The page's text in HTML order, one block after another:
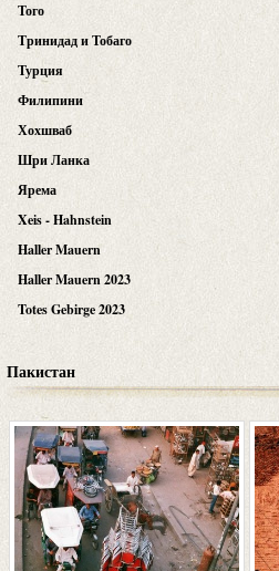
Того
Тринидад и Тобаго
Турция
Филипини
Хохшваб
Шри Ланка
Ярема
Xeis - Hahnstein
Haller Mauern
Haller Mauern 2023
Totes Gebirge 2023
Пакистан